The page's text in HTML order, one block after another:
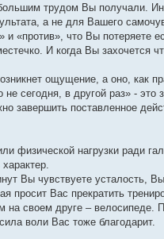
большим трудом Вы получали.
а не для Вашего
«против», что Вы потеряете
И когда Вы захочется
ощущение, а оно, как
сегодня, в другой раз» - это
завершить поставленное
физической нагрузки ради
Вы чувствуете усталость,
просит Вас прекратить
на своем друге – велосипеде.
воли Вас тоже благодарит.